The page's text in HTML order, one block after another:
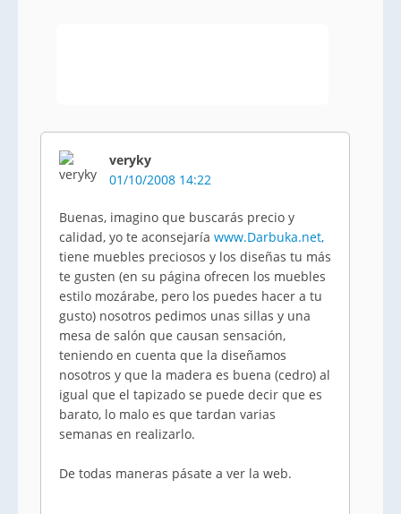
veryky
01/10/2008 14:22
Buenas, imagino que buscarás precio y
calidad, yo te aconsejaría www.Darbuka.net,
tiene muebles preciosos y los diseñas tu más
te gusten (en su página ofrecen los muebles
estilo mozárabe, pero los puedes hacer a tu
gusto) nosotros pedimos unas sillas y una
mesa de salón que causan sensación,
teniendo en cuenta que la diseñamos
nosotros y que la madera es buena (cedro) al
igual que el tapizado se puede decir que es
barato, lo malo es que tardan varias
semanas en realizarlo.
De todas maneras pásate a ver la web.